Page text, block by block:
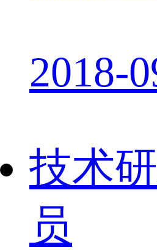
2018-
技术
员